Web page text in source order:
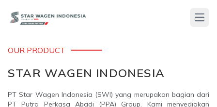
ACTROS 3351 S
memiliki performa tinggi dan kenyamanan. Terutama dalam
aplikasi transportasi berat dan jarak jauh.
OUR PRODUCT
STAR WAGEN INDONESIA
PT Star Wagen Indonesia (SWI) yang merupakan bagian dari
PT Putra Perkasa Abadi (PPA) Group. Kami menyediakan